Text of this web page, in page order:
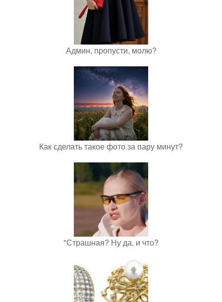
Админ, пропусти, молю?
Как сделать такое фото за пару минут?
"Страшная? Ну да, и что?